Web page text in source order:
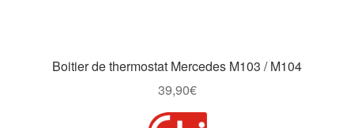
Boitier de thermostat Mercedes M103 / M104
39,90€